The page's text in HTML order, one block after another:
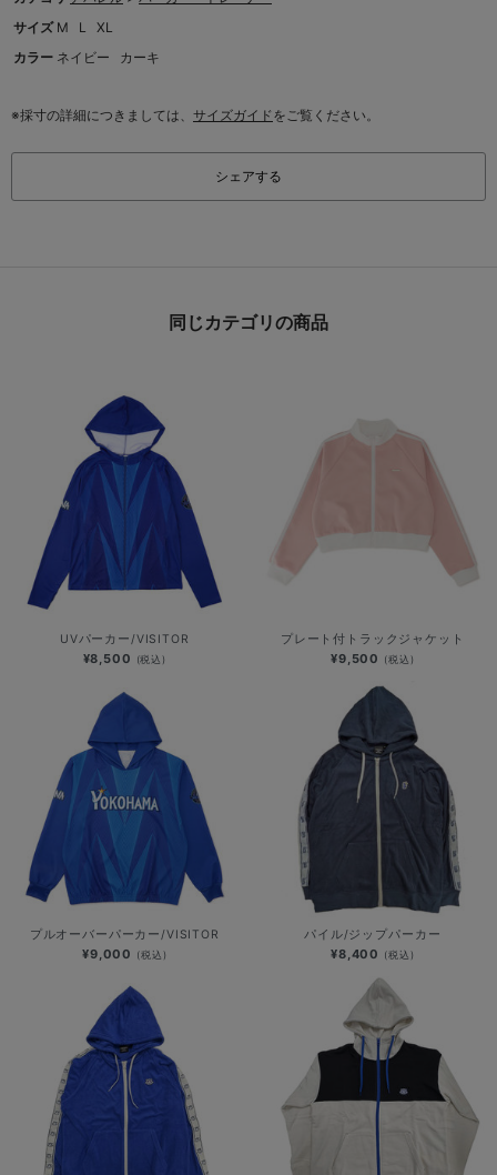
サイズ M L
XL
カラー ネイビー カーキ
※採寸の詳細につきましては、 サイズガイドをご覧ください。
シェアする
同じカテゴリの商品
UVパーカー/VISITOR
¥8,500 (税込)
プレート付トラックジャケット
¥9,500 (税込)
プルオーバーパーカー/VISITOR
¥9,000 (税込)
パイル/ジップパーカー
¥8,400 (税込)